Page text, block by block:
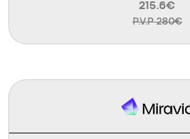
215.6€
P.V.P 280€